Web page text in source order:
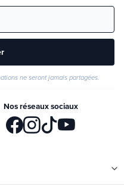
ne seront jamais partagées.
Nos réseaux sociaux